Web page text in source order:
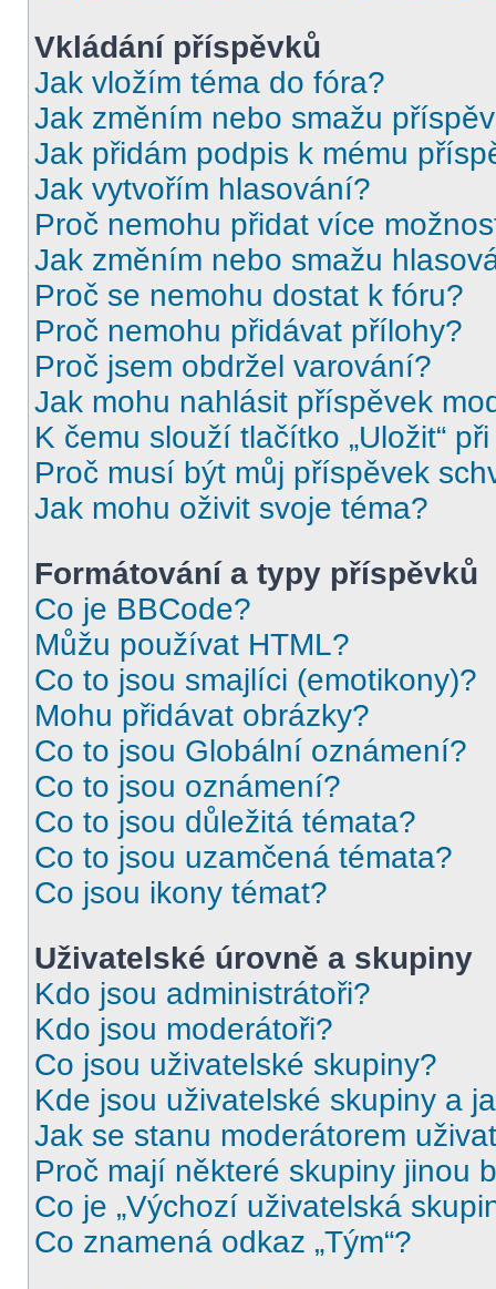
Vkládání příspěvků
Jak vložím téma do fóra?
Jak změním nebo smažu
Jak přidám podpis k mému
Jak vytvořím hlasování?
Proč nemohu přidat více
Jak změním nebo smažu
Proč se nemohu dostat k fóru?
Proč nemohu přidávat přílohy?
Proč jsem obdržel varování?
Jak mohu nahlásit příspěvek
K čemu slouží tlačítko „Uložit“
Proč musí být můj příspěvek
Jak mohu oživit svoje téma?
Formátování a typy příspěvků
Co je BBCode?
Můžu používat HTML?
Co to jsou smajlíci (emotikony)?
Mohu přidávat obrázky?
Co to jsou Globální oznámení?
Co to jsou oznámení?
Co to jsou důležitá témata?
Co to jsou uzamčená témata?
Co jsou ikony témat?
Uživatelské úrovně a skupiny
Kdo jsou administrátoři?
Kdo jsou moderátoři?
Co jsou uživatelské skupiny?
Kde jsou uživatelské skupiny a
Jak se stanu moderátorem
Proč mají některé skupiny jinou
Co je „Výchozí uživatelská
Co znamená odkaz „Tým“?